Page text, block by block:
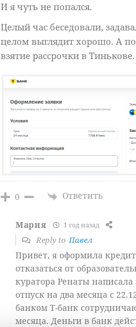
И я чуть не попался.
Целый час беседовали,
целом выглядит хорошо. А
взятие рассрочки в Тинькове.
0 Ответить
Мария 1 год назад
Reply toПавел
Привет, я оформила
отказаться от
куратора Ренаты
отпуск на два месяца с
банком Т-банк
месяца. Деньги в банк